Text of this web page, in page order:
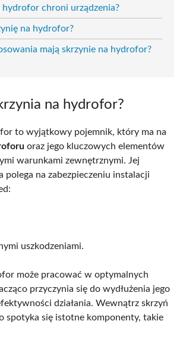
hydrofor chroni urządzenia?
na hydrofor?
mają skrzynie na hydrofor?
na hydrofor?
to wyjątkowy pojemnik, który ma na
oraz jego kluczowych elementów
warunkami zewnętrznymi. Jej
polega na zabezpieczeniu instalacji
uszkodzeniami.
może pracować w optymalnych
przyczynia się do wydłużenia jego
działania. Wewnątrz skrzyń
spotyka się istotne komponenty, takie